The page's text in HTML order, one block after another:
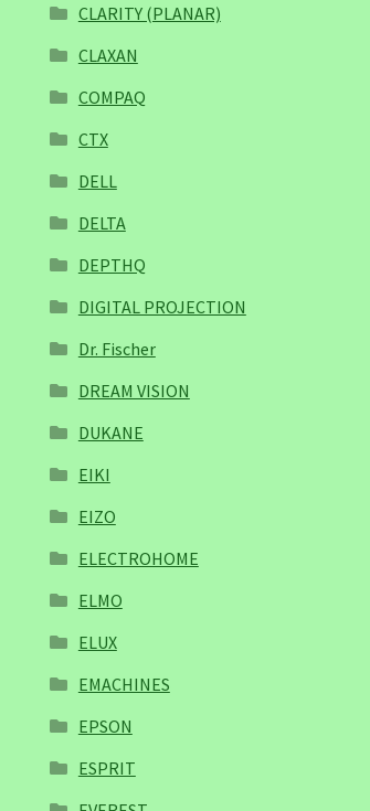
CLARITY (PLANAR)
CLAXAN
COMPAQ
CTX
DELL
DELTA
DEPTHQ
DIGITAL PROJECTION
Dr. Fischer
DREAM VISION
DUKANE
EIKI
EIZO
ELECTROHOME
ELMO
ELUX
EMACHINES
EPSON
ESPRIT